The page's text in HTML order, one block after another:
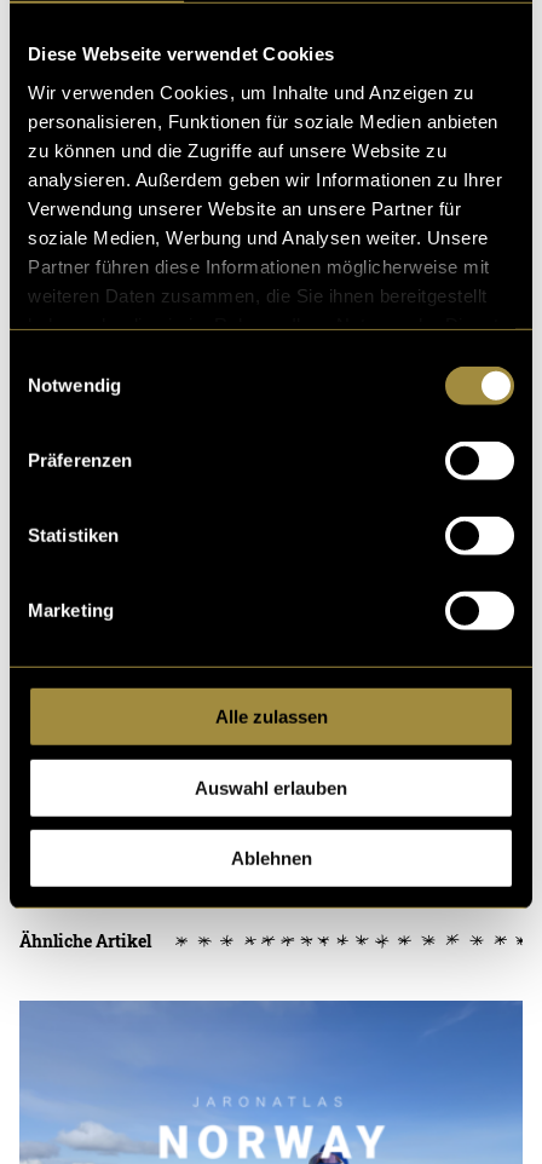
Diese Webseite verwendet Cookies
Wir verwenden Cookies, um Inhalte und Anzeigen zu
personalisieren, Funktionen für soziale Medien anbieten
zu können und die Zugriffe auf unsere Website zu
analysieren. Außerdem geben wir Informationen zu Ihrer
Verwendung unserer Website an unsere Partner für
soziale Medien, Werbung und Analysen weiter. Unsere
Partner führen diese Informationen möglicherweise mit
weiteren Daten zusammen, die Sie ihnen bereitgestellt
Notwendig
Präferenzen
Statistiken
Marketing
Alle zulassen
Auswahl erlauben
Ablehnen
denn je braucht. Eine ehrliche und inspirierende
tief – wirkt.
Zur Folge aufSpotify
Oder schau dir die Reels auf Instagram an für mehr
Infos:Reel 1&Reel 2
Über den Podcast
Echte Geschichten. Echte Wunder. In diesem Podcast
erzählen Menschen von ihrem persönlichen Weg mit
Gott – von prägenden Momenten, tiefen Krisen und
ermutigenden Wundern. Authentisch, ehrlich und
Evangelium auf eine nahbare Art zu teilen und
Denn: Als ICF Kirche ist es unsere Leidenschaft, dass
Ähnliche Artikel